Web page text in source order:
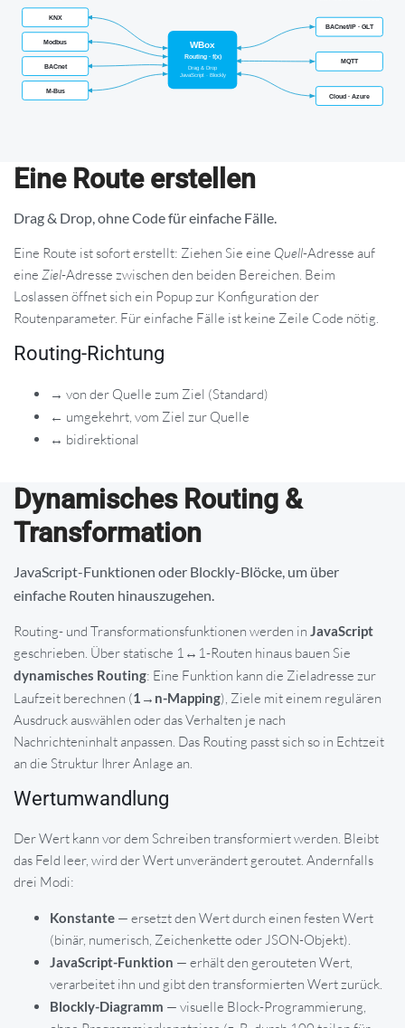
Eine Route erstellen
Drag & Drop, ohne Code für einfache Fälle.
Eine Route ist sofort erstellt: Ziehen Sie eine Quell-Adresse auf
eine Ziel-Adresse zwischen den beiden Bereichen. Beim
Loslassen öffnet sich ein Popup zur Konfiguration der
Routenparameter. Für einfache Fälle ist keine Zeile Code nötig.
Routing-Richtung
→ von der Quelle zum Ziel (Standard)
← umgekehrt, vom Ziel zur Quelle
↔ bidirektional
Dynamisches Routing &
Transformation
JavaScript-Funktionen oder Blockly-Blöcke, um über
einfache Routen hinauszugehen.
Routing- und Transformationsfunktionen werden in JavaScript
geschrieben. Über statische 1↔1-Routen hinaus bauen Sie
dynamisches Routing: Eine Funktion kann die Zieladresse zur
Laufzeit berechnen (1→n-Mapping), Ziele mit einem regulären
Ausdruck auswählen oder das Verhalten je nach
Nachrichteninhalt anpassen. Das Routing passt sich so in Echtzeit
an die Struktur Ihrer Anlage an.
Wertumwandlung
Der Wert kann vor dem Schreiben transformiert werden. Bleibt
das Feld leer, wird der Wert unverändert geroutet. Andernfalls
drei Modi:
Konstante — ersetzt den Wert durch einen festen Wert
(binär, numerisch, Zeichenkette oder JSON-Objekt).
JavaScript-Funktion — erhält den gerouteten Wert,
verarbeitet ihn und gibt den transformierten Wert zurück.
Blockly-Diagramm — visuelle Block-Programmierung,